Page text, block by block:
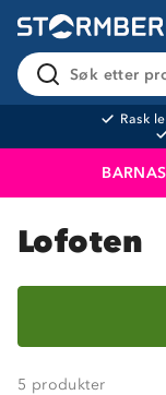
Søk etter
Rask
Lofoten
5 produkter